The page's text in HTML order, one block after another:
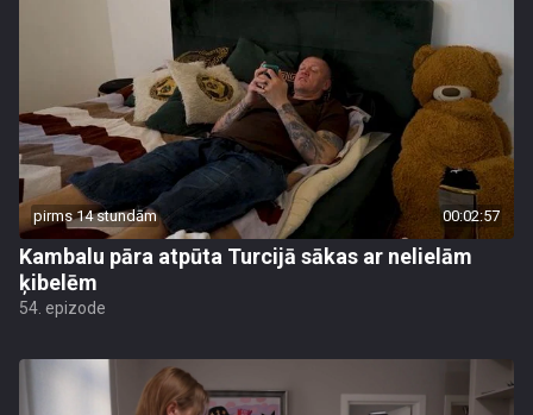
pirms 14 stundām 00:02:57
Kambalu pāra atpūta Turcijā sākas ar nelielām
ķibelēm
54. epizode